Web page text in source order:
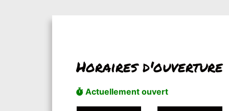
Horaires d'ouverture
Actuellement ouvert